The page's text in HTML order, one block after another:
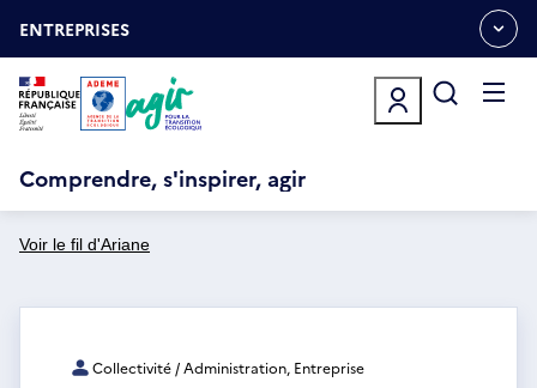
auOUVRIR
LE
MENU
ESPACE
ENTREPRISES
Comprendre, s'inspirer, agir
Voir le fil d'Ariane
Collectivité / Administration, Entreprise